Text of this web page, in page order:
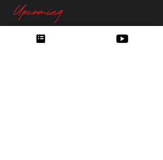
Upcoming
Schon gespannt auf Modul 2 ?